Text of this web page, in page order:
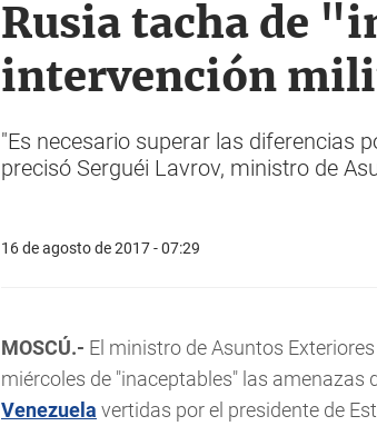
Rusia tacha de
intervención
"Es necesario superar las diferencias
precisó Serguéi Lavrov, ministro de
16 de agosto de 2017 - 07:29
MOSCÚ.- El ministro de Asuntos
miércoles de "inaceptables" las amenazas
Venezuela vertidas por el presidente de